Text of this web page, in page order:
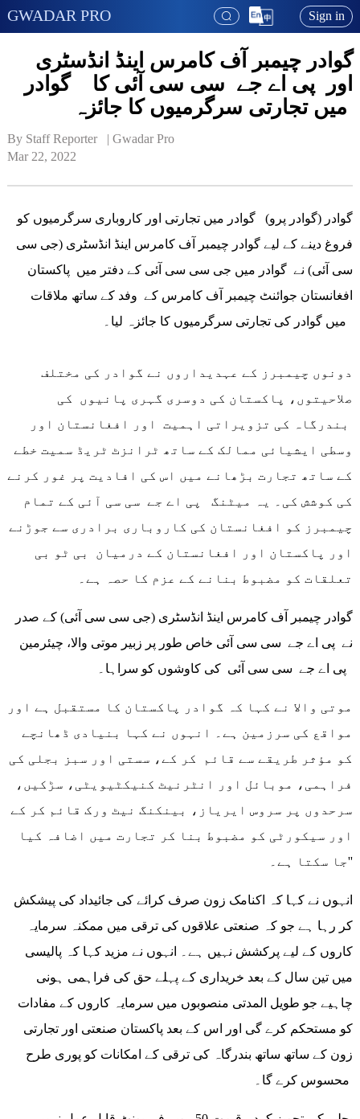
GWADAR PRO Sign in
گوادر چیمبر آف کامرس اینڈ انڈسٹری
اور پی اے جے سی سی آئی کا گوادر
میں تجارتی سرگرمیوں کا جائزہ
By Staff Reporter   | Gwadar Pro
Mar 22, 2022
گوادر (گوادر پرو) گوادر میں تجارتی اور کاروباری سرگرمیوں کو
فروغ دینے کے لیے گوادر چیمبر آف کامرس اینڈ انڈسٹری (جی سی
سی آئی) نے گوادر میں جی سی سی آئی کے دفتر میں پاکستان
افغانستان جوائنٹ چیمبر آف کامرس کے وفد کے ساتھ ملاقات
دونوں چیمبرز کے عہدیداروں نے گوادر کی مختلف
صلاحیتوں، پاکستان کی دوسری گہری پانیوں کی
بندرگاہ کی تزویراتی اہمیت اور افغانستان اور
وسطی ایشیائی ممالک کے ساتھ ٹرانزٹ ٹریڈ سمیت خطے
کے ساتھ تجارت بڑھانے میں اس کی افادیت پر غور کرنے
کی کوشش کی۔ یہ میٹنگ پی اے جے سی سی آئی کے تمام
چیمبرز کو افغانستان کی کاروباری برادری سے جوڑنے
اور پاکستان اور افغانستان کے درمیان بی ٹو بی
تعلقات کو مضبوط بنانے کے عزم کا حصہ ہے۔
گوادر چیمبر آف کامرس اینڈ انڈسٹری (جی سی سی آئی) کے صدر
نے پی اے جے سی سی آئی خاص طور پر زبیر موتی والا، چیئرمین
موتی والا نے کہا کہ گوادر پاکستان کا مستقبل ہے اور
مواقع کی سرزمین ہے۔ انہوں نے کہا بنیادی ڈھانچے
کو مؤثر طریقے سے قائم کر کے، سستی اور سبز بجلی کی
فراہمی، موبائل اور انٹرنیٹ کنیکٹیویٹی، سڑکیں،
سرحدوں پر سروس ایریاز، بینکنگ نیٹ ورک قائم کر کے
اور سیکورٹی کو مضبوط بنا کر تجارت میں اضافہ کیا
جا سکتا ہے۔''
انہوں نے کہا کہ اکنامک زون صرف کرائے کی جائیداد کی پیشکش
کر رہا ہے جو کہ صنعتی علاقوں کی ترقی میں ممکنہ سرمایہ
کاروں کے لیے پرکشش نہیں ہے۔ انہوں نے مزید کہا کہ پالیسی
میں تین سال کے بعد خریداری کے پہلے حق کی فراہمی ہونی
چاہیے جو طویل المدتی منصوبوں میں سرمایہ کاروں کے مفادات
کو مستحکم کرے گی اور اس کے بعد پاکستان صنعتی اور تجارتی
زون کے ساتھ ساتھ بندرگاہ کی ترقی کے امکانات کو پوری طرح